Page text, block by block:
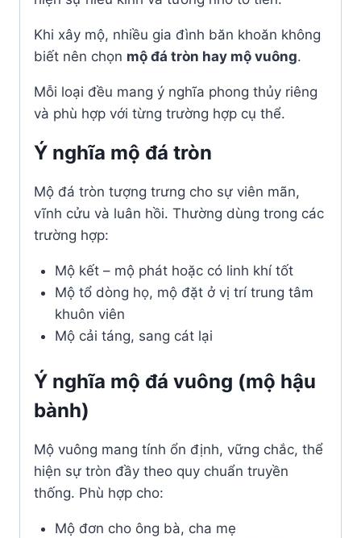
Khi xây mộ, nhiều gia đình băn khoăn không
biết nên chọn mộ đá tròn hay mộ vuông.
Mỗi loại đều mang ý nghĩa phong thủy riêng
và phù hợp với từng trường hợp cụ thể.
Ý nghĩa mộ đá tròn
Mộ đá tròn tượng trưng cho sự viên mãn,
vĩnh cửu và luân hồi. Thường dùng trong các
trường hợp:
Mộ kết – mộ phát hoặc có linh khí tốt
Mộ tổ dòng họ, mộ đặt ở vị trí trung tâm
khuôn viên
Mộ cải táng, sang cát lại
Ý nghĩa mộ đá vuông (mộ hậu
bành)
Mộ vuông mang tính ổn định, vững chắc, thể
hiện sự tròn đầy theo quy chuẩn truyền
thống. Phù hợp cho:
Mộ đơn cho ông bà, cha mẹ